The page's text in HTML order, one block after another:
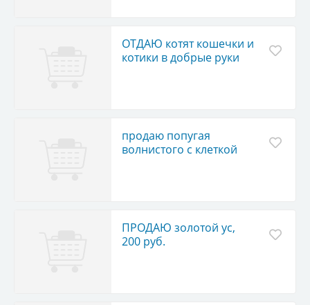
ОТДАЮ котят кошечки и
котики в добрые руки
продаю попугая
волнистого с клеткой
ПРОДАЮ золотой ус,
200 руб.